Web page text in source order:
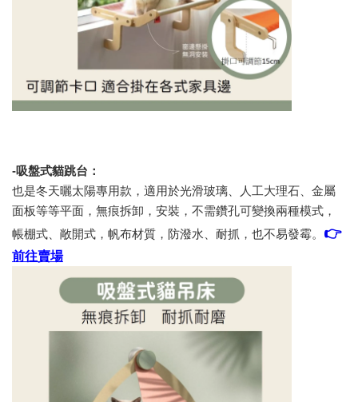
-吸盤式貓跳台：
也是冬天曬太陽專用款，適用於光滑玻璃、人工大理石、金屬
面板等等平面，無痕拆卸，安裝，不需鑽孔可變換兩種模式，
帳棚式、敞開式，帆布材質，防潑水、耐抓，也不易發霉。 👉
前往賣場